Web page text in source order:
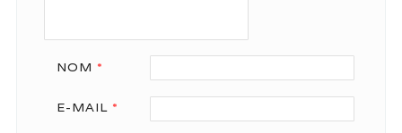
NOM *
E-MAIL *